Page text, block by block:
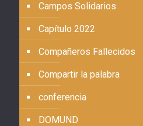
Campos Solidarios
Capítulo 2022
Compañeros Fallecidos
Compartir la palabra
conferencia
DOMUND